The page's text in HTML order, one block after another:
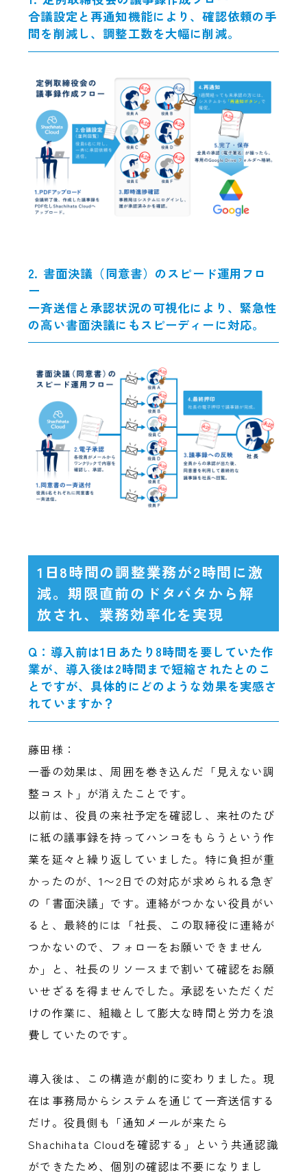
合議設定と再通知機能により、確認依頼の手
間を削減し、調整工数を大幅に削減。
2. 書面決議（同意書）のスピード運用フロ
ー
一斉送信と承認状況の可視化により、緊急性
の高い書面決議にもスピーディーに対応。
1日8時間の調整業務が2時間に激
減。期限直前のドタバタから解
放され、業務効率化を実現
Q：導入前は1日あたり8時間を要していた作
業が、導入後は2時間まで短縮されたとのこ
とですが、具体的にどのような効果を実感さ
れていますか？
藤田様：
一番の効果は、周囲を巻き込んだ「見えない調
整コスト」が消えたことです。
以前は、役員の来社予定を確認し、来社のたび
に紙の議事録を持ってハンコをもらうという作
業を延々と繰り返していました。特に負担が重
かったのが、1〜2日での対応が求められる急ぎ
の「書面決議」です。連絡がつかない役員がい
ると、最終的には「社長、この取締役に連絡が
つかないので、フォローをお願いできません
か」と、社長のリソースまで割いて確認をお願
いせざるを得ませんでした。承認をいただくだ
けの作業に、組織として膨大な時間と労力を浪
費していたのです。
導入後は、この構造が劇的に変わりました。現
在は事務局からシステムを通じて一斉送信する
だけ。役員側も「通知メールが来たら
Shachihata Cloudを確認する」という共通認識
ができたため、個別の確認は不要になりまし